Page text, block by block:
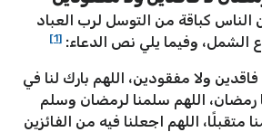
الناس كباقة من التوسل لرب العباد
الشمل، وفيما يلي نص الدعاء: [1]
فاقدين ولا مفقودين، اللهم بارك لنا في
اللهم سلمنا لرمضان وسلم
متقبلًا، اللهم اجعلنا فيه من الفائزين